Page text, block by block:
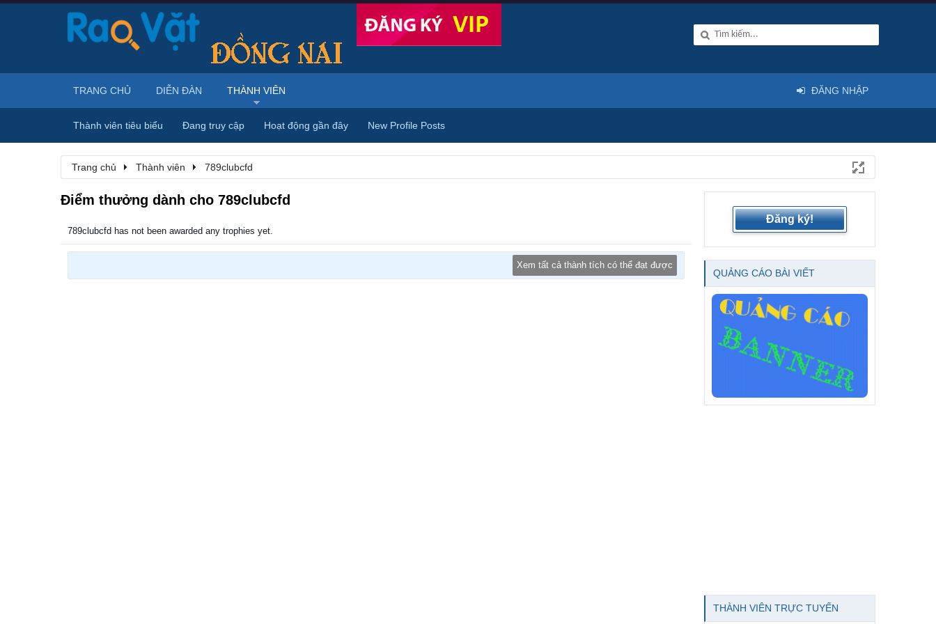
Trang chủ Thành viên 789clubcfd
Điểm thưởng dành cho 789clubcfd
789clubcfd has not been awarded any trophies yet.
Xem tất cả thành tích có thể đạt được
Đăng ký!
QUẢNG CÁO BÀI VIẾT
THÀNH VIÊN TRỰC TUYẾN
TRANG CHỦ DIỄN ĐÀN THÀNH VIÊN
Thành viên tiêu biểu Đang truy cập Hoạt động gần đây New Profile Posts
ĐĂNG NHẬP